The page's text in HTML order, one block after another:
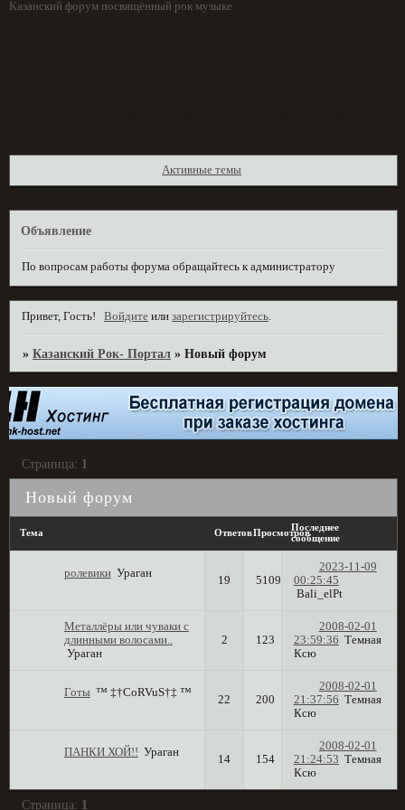
Казанский форум посвящённый рок музыке
Активные темы
Объявление
По вопросам работы форума обращайтесь к администратору
Привет, Гость! Войдите илизарегистрируйтесь.
»Казанский Рок- Портал »Новый форум
Новый форум
Страница: 1
Тема ОтветовПросмотровПоследнее
сообщение
ролевики Ураган
19 5109
2023-11-09
00:25:45
Bali_elPt
Металлёры или чуваки с
длинными волосами..
Ураган
2 123
2008-02-01
23:59:36 Темная
Ксю
Готы ™ ‡†CoRVuS†‡ ™
22 200
2008-02-01
21:37:56 Темная
Ксю
ПАНКИ ХОЙ!! Ураган
14 154
2008-02-01
21:24:53 Темная
Ксю
Страница: 1